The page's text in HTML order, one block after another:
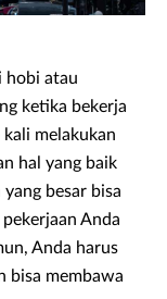
hobi atau
ketika bekerja
melakukan
hal yang baik
besar bisa
Anda
Anda harus
bisa membawa